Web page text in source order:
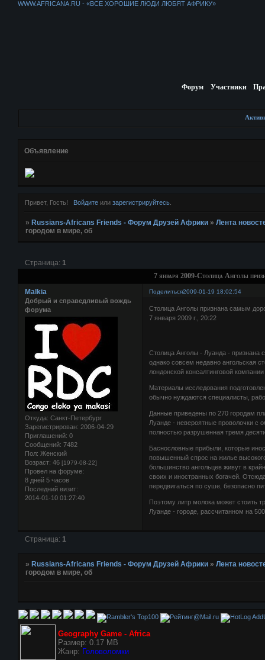
WWW.AFRICANA.RU - «ВСЕ ХОРОШИЕ ЛЮДИ ЛЮБЯТ АФРИКУ»
Форум Участники
Объявление
Привет, Гость! Войдитеили зарегистрируйтесь.
» Russians-Africans Friends - Форум Друзей Африки »Лента
городом в мире, об
7 января 2009-Столица Анголы
Страница: 1
Поделиться2009-01-19 18:02:54
Malkia
Добрый и справедливый вождь
форума
Откуда: Санкт-Петербург
Зарегистрирован: 2006-04-29
Приглашений: 0
Сообщений: 7482
Пол: Женский
Возраст: 46 [1979-08-22]
Провел на форуме:
8 дней 5 часов
Последний визит:
2014-01-10 01:27:40
Столица Анголы признана самым
7 января 2009 г., 20:22
Столица Анголы - Луанда - признана
однако совсем недавно ангольская
лондонской консалтинговой
Материалы исследования
обычно нуждаются специалисты,
Данные приведены по 270 городам
Луанде - невероятные проволочки с
полностью разрушенная тремя
Баснословные прибыли, которые
повышенный спрос на жилье
большинство ангольцев живут в
своих и иностранных богачей.
передвигаться по суше, безопасно
Поэтому литр молока может стоить
Луанде - городе, рассчитанном на
Страница: 1
»Russians-Africans Friends - Форум Друзей Африки »Лента
городом в мире, об
Geography Game - Africa
Размер: 0.17 MB
Жанр: Головоломки